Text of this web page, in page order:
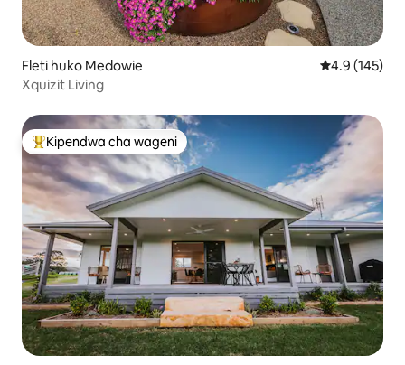
Fleti huko Medowie Ukadiriaji wa
4.9 (145)
Xquizit Living
Kipendwa maarufu cha wageni
Kipendwa cha wageni